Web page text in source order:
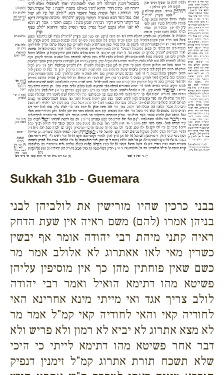
Sukkah 31b - Guemara
בבני כרכין שהיו מורישין את לולביהן לבני
בניהן אמרו (להם) משם ראיה אין שעת הדחק
ראיה קתני מיהת רבי יהודה אומר אף יבשין
כשרין מאי לאו אאתרוג לא אלולב אמר מר
כשם שאין פוחתין מהן כך אין מוסיפין עליהן
פשיטא מהו דתימא הואיל ואמר רבי יהודה
לולב צריך אגד ואי מייתי מינא אחרינא האי
לחודיה קאי והאי לחודיה קאי קמ"ל אמר מר
לא מצא אתרוג לא יביא לא רמון ולא פריש ולא
דבר אחר פשיטא מהו דתימא לייתי כי היכי
שלא תשכח תורת אתרוג קמ"ל זימנין דנפיק